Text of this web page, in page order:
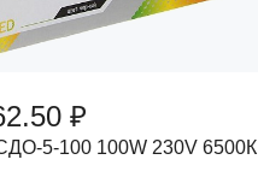
₽
5-100 100W 230V 6500К